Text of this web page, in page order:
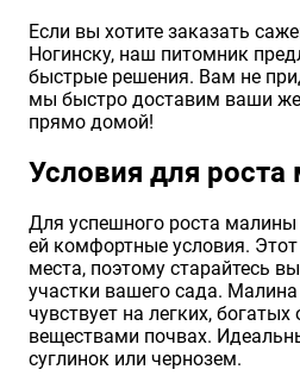
Если вы хотите заказать
Ногинску, наш питомник
быстрые решения. Вам не
мы быстро доставим ваши
прямо домой!
Условия для
Для успешного роста
ей комфортные условия.
места, поэтому старайтесь
участки вашего сада. Малина
чувствует на легких,
веществами почвах.
суглинок или чернозем.